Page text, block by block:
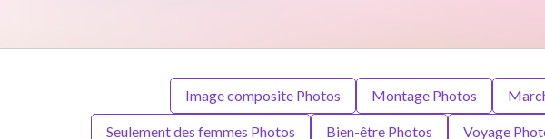
Image composite Photos Montage Photos
Seulement des femmes Photos Bien-être Photos Voyage